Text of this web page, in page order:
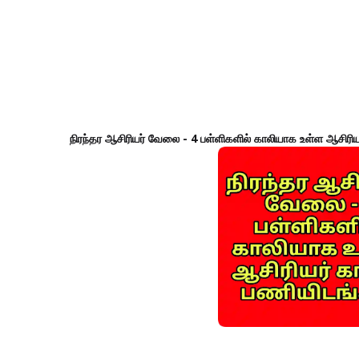
நிரந்தர ஆசிரியர் வேலை - 4 பள்ளிகளில் காலியாக உள்ள